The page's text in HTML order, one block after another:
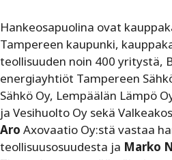
Hankeosapuolina ovat
Tampereen kaupunki,
teollisuuden noin 400 yritystä,
energiayhtiöt Tampereen
Sähkö Oy, Lempäälän Lämpö
ja Vesihuolto Oy sekä
Aro Axovaatio Oy:stä vastaa
teollisuusosuudesta ja Marko